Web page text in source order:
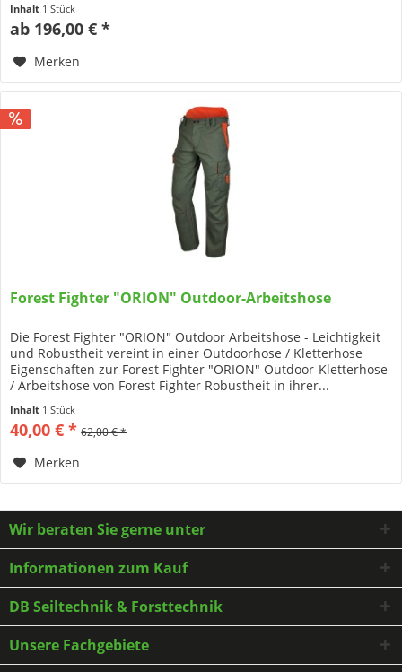
Inhalt 1 Stück
ab 196,00 € *
Merken
Forest Fighter "ORION" Outdoor-Arbeitshose
Die Forest Fighter "ORION" Outdoor Arbeitshose - Leichtigkeit
und Robustheit vereint in einer Outdoorhose / Kletterhose
Eigenschaften zur Forest Fighter "ORION" Outdoor-Kletterhose
/ Arbeitshose von Forest Fighter Robustheit in ihrer...
Inhalt 1 Stück
40,00 € * 62,00 € *
Merken
Wir beraten Sie gerne unter
Informationen zum Kauf
DB Seiltechnik & Forsttechnik
Unsere Fachgebiete